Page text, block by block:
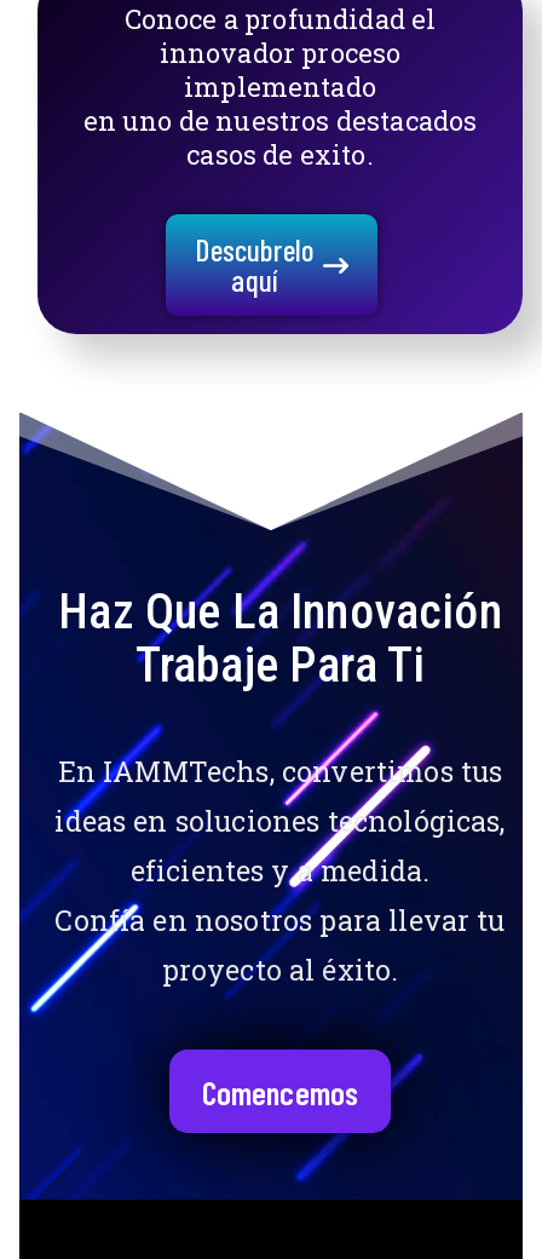
Conoce a profundidad el
innovador proceso
implementado
en uno de nuestros destacados
casos de exito.
Descubrelo
aquí
Haz Que La Innovación
Trabaje Para Ti
En IAMMTechs, convertimos tus
ideas en soluciones tecnológicas,
eficientes y a medida.
Confía en nosotros para llevar tu
proyecto al éxito.
Comencemos